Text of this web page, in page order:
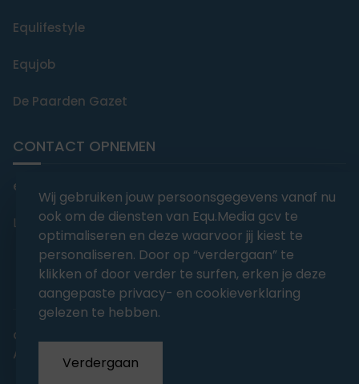
Equlifestyle
Equjob
De Paarden Gazet
CONTACT OPNEMEN
editorial@equmedia.be
Langendamdreef 22 9880 Aalter België
Copyrights 2026EQU.MEDIA BV
abonnementsvoorwaarden
Algemene voorwaarden
Wij gebruiken jouw persoonsgegevens vanaf nu
ook om de diensten van Equ.Media gcv te
optimaliseren en deze waarvoor jij kiest te
personaliseren. Door op “verdergaan” te
klikken of door verder te surfen, erken je deze
aangepaste privacy- en cookieverklaring
gelezen te hebben.
Verdergaan